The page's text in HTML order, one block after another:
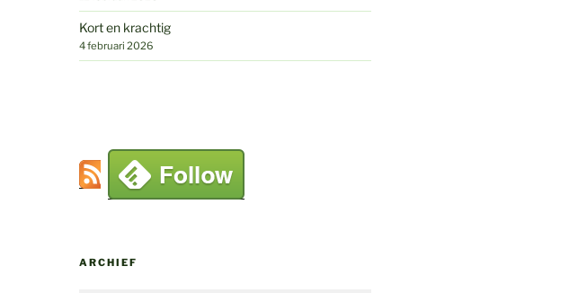
Kort en krachtig
4 februari 2026
ARCHIEF